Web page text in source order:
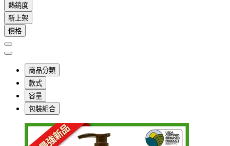
熱銷度
新上架
價格
商品分類
款式
容量
包裝組合